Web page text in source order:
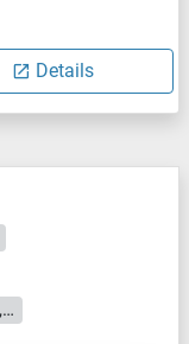
Details
Cell Culture Supernatant, Plasma, Serum, Tissue Homogenate